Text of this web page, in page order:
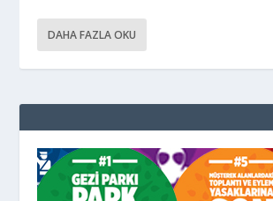
DAHA FAZLA OKU